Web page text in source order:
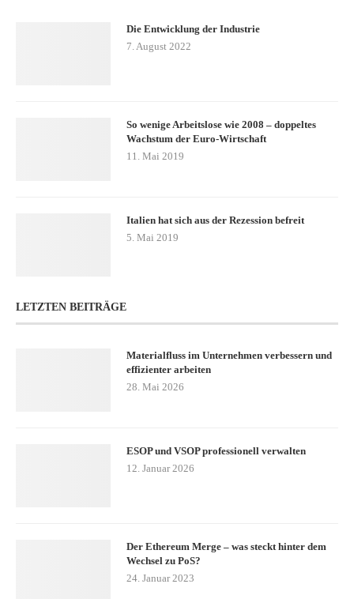
Die Entwicklung der Industrie
7. August 2022
So wenige Arbeitslose wie 2008 – doppeltes
Wachstum der Euro-Wirtschaft
11. Mai 2019
Italien hat sich aus der Rezession befreit
5. Mai 2019
LETZTEN BEITRÄGE
Materialfluss im Unternehmen verbessern und
effizienter arbeiten
28. Mai 2026
ESOP und VSOP professionell verwalten
12. Januar 2026
Der Ethereum Merge – was steckt hinter dem
Wechsel zu PoS?
24. Januar 2023